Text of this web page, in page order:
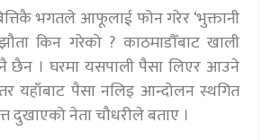
भगतले आफूलाई फोन गरेर ‘भुक्तानी
किन गरेको ? काठमाडौँबाट खाली
छैन । घरमा यसपाली पैसा लिएर आउने
यहाँबाट पैसा नलिइ आन्दोलन स्थगित
दुखाएको नेता चौधरीले बताए ।